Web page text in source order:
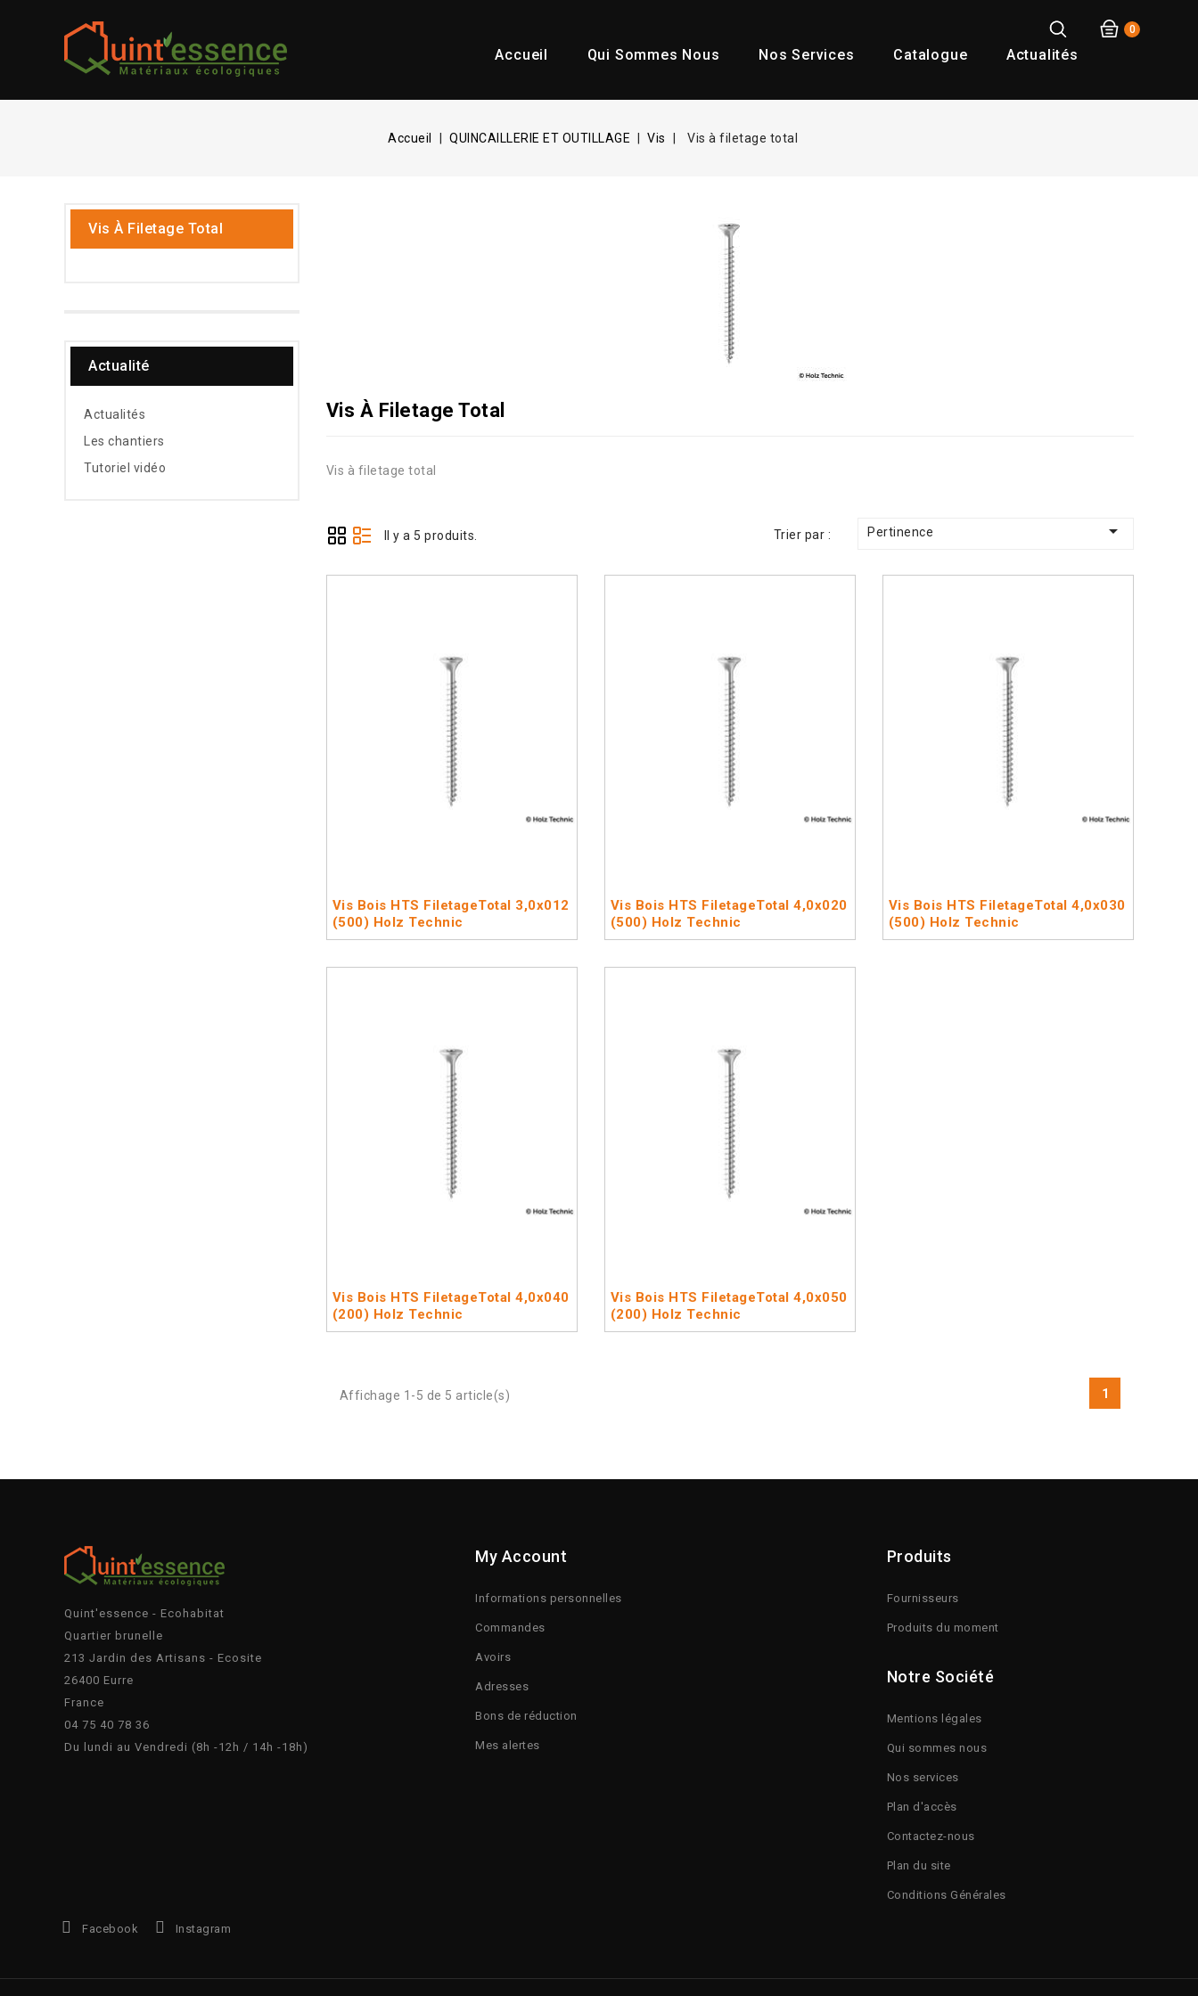
0
Accueil Qui Sommes Nous Nos Services Catalogue Actualités
Accueil QUINCAILLERIE ET OUTILLAGE Vis Vis à filetage total
Vis À Filetage Total
Actualité
Actualités
Les chantiers
Tutoriel vidéo
Vis À Filetage Total
Vis à filetage total
Il y a 5 produits. Trier par : Pertinence 
Vis Bois HTS FiletageTotal 3,0x012
(500) Holz Technic
Vis Bois HTS FiletageTotal 4,0x020
(500) Holz Technic
Vis Bois HTS FiletageTotal 4,0x030
(500) Holz Technic
Vis Bois HTS FiletageTotal 4,0x040
(200) Holz Technic
Vis Bois HTS FiletageTotal 4,0x050
(200) Holz Technic
Affichage 1-5 de 5 article(s) 1
Quint'essence - Ecohabitat
Quartier brunelle
213 Jardin des Artisans - Ecosite
26400 Eurre
France
04 75 40 78 36
Du lundi au Vendredi (8h -12h / 14h -18h)
My Account
Informations personnelles
Commandes
Avoirs
Adresses
Bons de réduction
Mes alertes
Produits
Fournisseurs
Produits du moment
Notre Société
Mentions légales
Qui sommes nous
Nos services
Plan d'accès
Contactez-nous
Plan du site
Conditions Générales
Facebook Instagram